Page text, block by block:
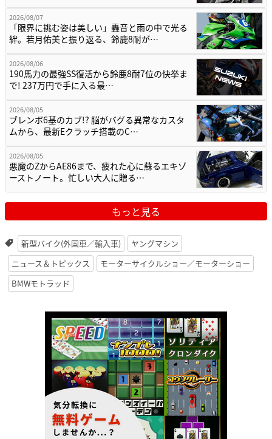
2026/08/07
「限界に挑む姿は美しい」轟音と雨の中で光る
絆。若月佑美と振り返る、鈴鹿8耐が…
2026/08/06
190馬力の最強SS復活から鈴鹿8耐7位の快挙ま
で! 237万円で手に入る最…
2026/08/05
ブレンボ6基のカブ!? 脳がバグる異常なカスタ
ムから、最新Eクラッチ搭載のC…
2026/08/05
悪魔のZからAE86まで、疲れた心に蘇るエキゾ
ーストノート。忙しい大人に贈る…
もっと見る
新型バイク(外国車／輸入車)
ヤングマシン
ニュース＆トピックス
モーターサイクルショー／モーターショー
BMWモトラッド